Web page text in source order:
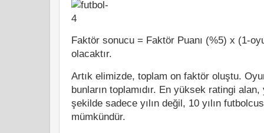
Faktör sonucu = Faktör Puanı (%5) x (1-
olacaktır.
Artık elimizde, toplam on faktör oluştu.
bunların toplamıdır. En yüksek ratingi alan,
şekilde sadece yılın değil, 10 yılın
mümkündür.